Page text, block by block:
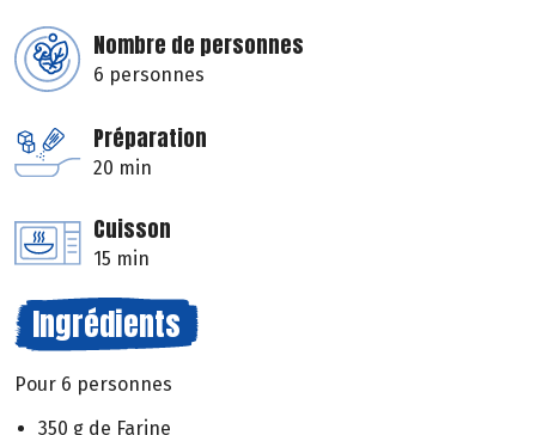
Nombre de personnes
6 personnes
Préparation
20 min
Cuisson
15 min
Ingrédients
Pour 6 personnes
350 g de Farine